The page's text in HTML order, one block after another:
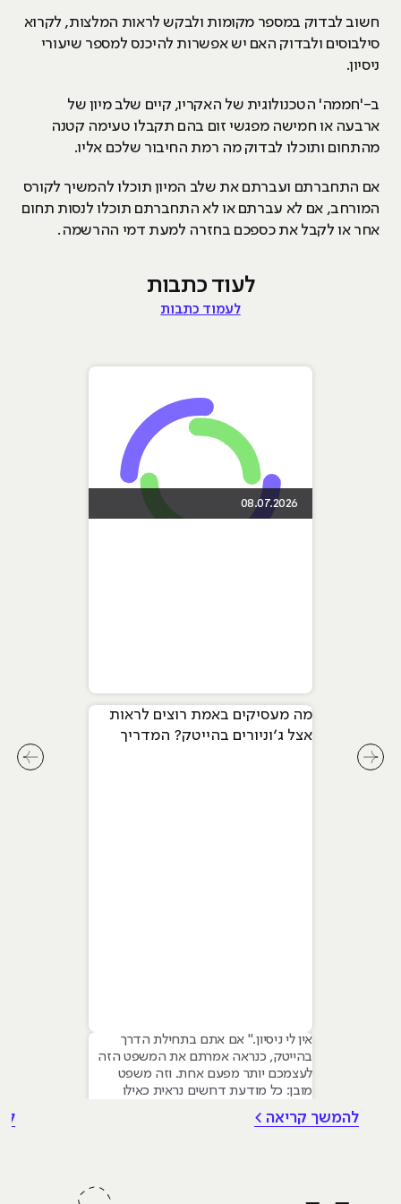
חשוב לבדוק במספר מקומות ולבקש לראות המלצות, לקרוא
סילבוסים ולבדוק האם יש אפשרות להיכנס למספר שיעורי
ניסיון.
ב-'חממה' הטכנולוגית של האקריו, קיים שלב מיון של
ארבעה או חמישה מפגשי זום בהם תקבלו טעימה קטנה
מהתחום ותוכלו לבדוק מה רמת החיבור שלכם אליו.
אם התחברתם ועברתם את שלב המיון תוכלו להמשיך לקורס
המורחב, אם לא עברתם או לא התחברתם תוכלו לנסות תחום
אחר או לקבל את כספכם בחזרה למעת דמי ההרשמה.
לעוד כתבות
לעמוד כתבות
08.07.2026
מה מעסיקים באמת רוצים לראות
אצל ג׳וניורים בהייטק? המדריך
אין לי ניסיון." אם אתם בתחילת הדרך
בהייטק, כנראה אמרתם את המשפט הזה
לעצמכם יותר מפעם אחת. וזה משפט
מובן: כל מודעת דרושים נראית כאילו
כבר נגע במוצר אמיתי, כבר צבר ביטחון.
להמשך קריאה >
לחץ לחץ לשיקופית קודמת בסליידר מאמרים